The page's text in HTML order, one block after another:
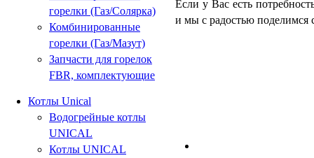
Если у Вас есть
и мы с радостью
горелки (Газ/Солярка)
Комбинированные
горелки (Газ/Мазут)
Запчасти для горелок
FBR, комплектующие
Котлы Unical
Водогрейные котлы
UNICAL
Котлы UNICAL